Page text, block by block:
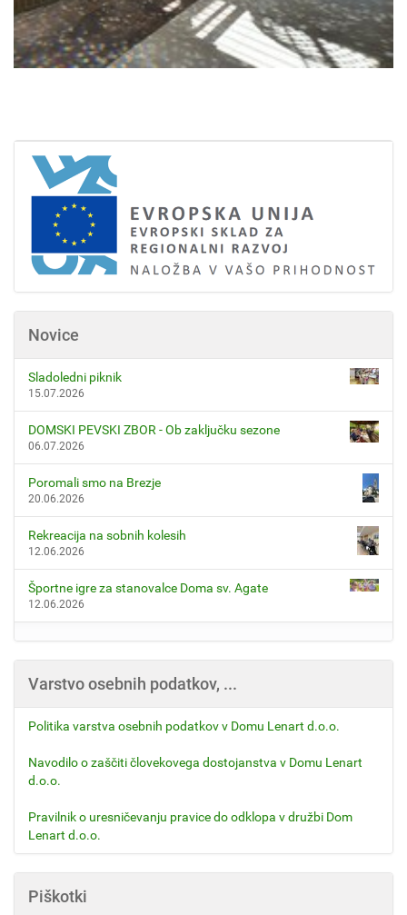
Novice
Sladoledni piknik
15.07.2026
DOMSKI PEVSKI ZBOR - Ob zaključku sezone
06.07.2026
Poromali smo na Brezje
20.06.2026
Rekreacija na sobnih kolesih
12.06.2026
Športne igre za stanovalce Doma sv. Agate
12.06.2026
Varstvo osebnih podatkov, ...
Politika varstva osebnih podatkov v Domu Lenart d.o.o.
Navodilo o zaščiti človekovega dostojanstva v Domu Lenart
d.o.o.
Pravilnik o uresničevanju pravice do odklopa v družbi Dom
Lenart d.o.o.
Piškotki